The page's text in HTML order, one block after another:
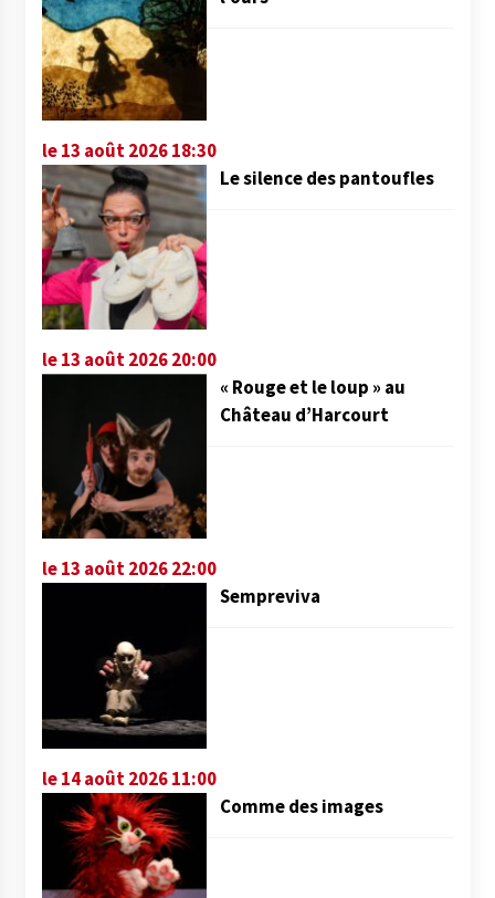
le 13 août 2026 18:30
Le silence des pantoufles
le 13 août 2026 20:00
« Rouge et le loup » au
Château d’Harcourt
le 13 août 2026 22:00
Sempreviva
le 14 août 2026 11:00
Comme des images